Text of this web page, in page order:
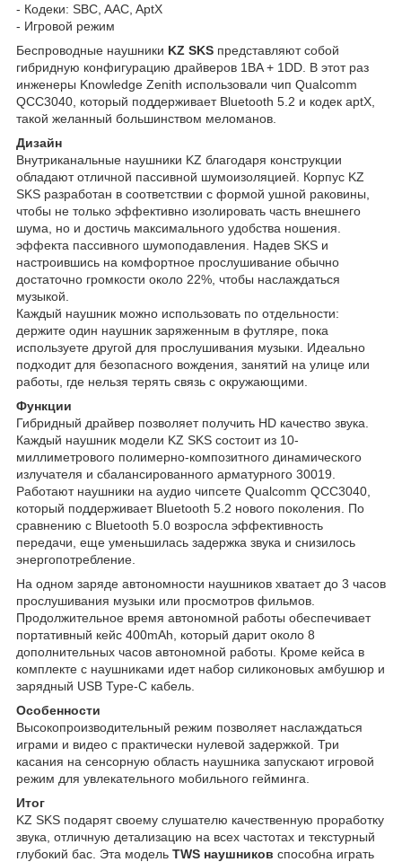
- Кодеки: SBC, AAC, AptX
- Игровой режим
Беспроводные наушники KZ SKS представляют собой
гибридную конфигурацию драйверов 1BA + 1DD. В этот раз
инженеры Knowledge Zenith использовали чип Qualcomm
QCC3040, который поддерживает Bluetooth 5.2 и кодек aptX,
такой желанный большинством меломанов.
Дизайн
Внутриканальные наушники KZ благодаря конструкции
обладают отличной пассивной шумоизоляцией. Корпус KZ
SKS разработан в соответствии с формой ушной раковины,
чтобы не только эффективно изолировать часть внешнего
шума, но и достичь максимального удобства ношения.
эффекта пассивного шумоподавления. Надев SKS и
настроившись на комфортное прослушивание обычно
достаточно громкости около 22%, чтобы наслаждаться
музыкой.
Каждый наушник можно использовать по отдельности:
держите один наушник заряженным в футляре, пока
используете другой для прослушивания музыки. Идеально
подходит для безопасного вождения, занятий на улице или
работы, где нельзя терять связь с окружающими.
Функции
Гибридный драйвер позволяет получить HD качество звука.
Каждый наушник модели KZ SKS состоит из 10-
миллиметрового полимерно-композитного динамического
излучателя и сбалансированного арматурного 30019.
Работают наушники на аудио чипсете Qualcomm QCC3040,
который поддерживает Bluetooth 5.2 нового поколения. По
сравнению с Bluetooth 5.0 возросла эффективность
передачи, еще уменьшилась задержка звука и снизилось
энергопотребление.
На одном заряде автономности наушников хватает до 3 часов
прослушивания музыки или просмотров фильмов.
Продолжительное время автономной работы обеспечивает
портативный кейс 400mAh, который дарит около 8
дополнительных часов автономной работы. Кроме кейса в
комплекте с наушниками идет набор силиконовых амбушюр и
зарядный USB Type-C кабель.
Особенности
Высокопроизводительный режим позволяет наслаждаться
играми и видео с практически нулевой задержкой. Три
касания на сенсорную область наушника запускают игровой
режим для увлекательного мобильного гейминга.
Итог
KZ SKS подарят своему слушателю качественную проработку
звука, отличную детализацию на всех частотах и текстурный
глубокий бас. Эта модель TWS наушников способна играть